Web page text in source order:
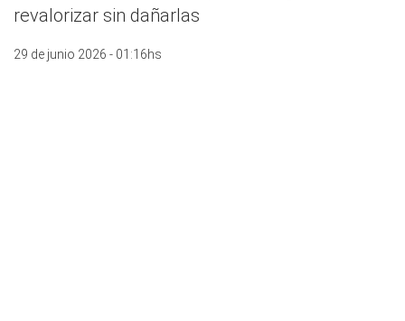
revalorizar sin dañarlas
29 de junio 2026 - 01:16hs